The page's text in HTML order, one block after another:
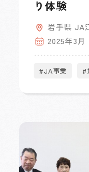
り体験
岩手県 JA
2025年3月
#JA事業 #